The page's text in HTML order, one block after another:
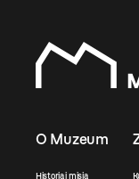
O Muzeum
Historia i misja